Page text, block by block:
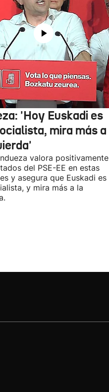
'Hoy Euskadi es
mira más a
valora positivamente
del PSE-EE en estas
y asegura que Euskadi es
y mira más a la